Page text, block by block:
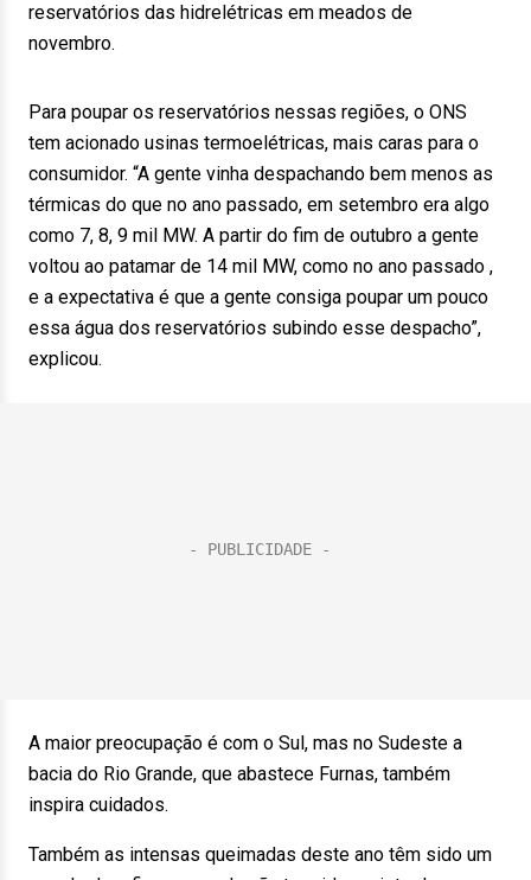
reservatórios das hidrelétricas em meados de
novembro.
Para poupar os reservatórios nessas regiões, o ONS
tem acionado usinas termoelétricas, mais caras para o
consumidor. “A gente vinha despachando bem menos as
térmicas do que no ano passado, em setembro era algo
como 7, 8, 9 mil MW. A partir do fim de outubro a gente
voltou ao patamar de 14 mil MW, como no ano passado ,
e a expectativa é que a gente consiga poupar um pouco
essa água dos reservatórios subindo esse despacho”,
explicou.
A maior preocupação é com o Sul, mas no Sudeste a
bacia do Rio Grande, que abastece Furnas, também
inspira cuidados.
Também as intensas queimadas deste ano têm sido um